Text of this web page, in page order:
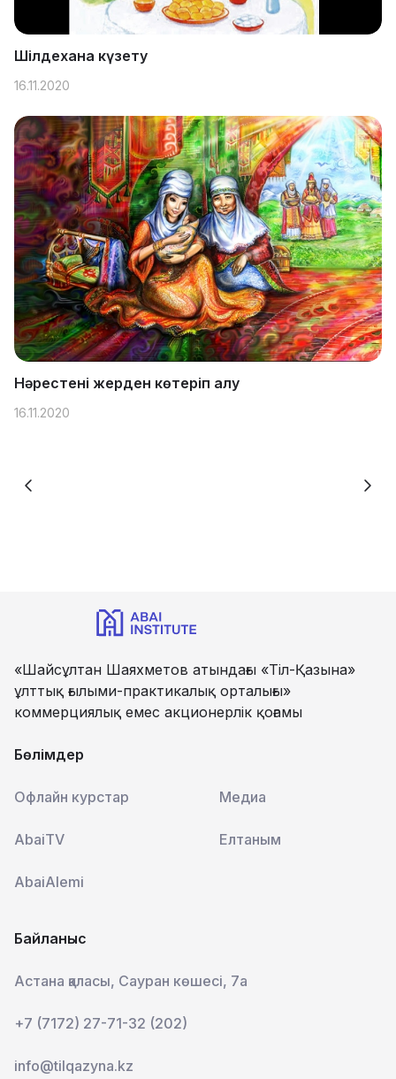
Шілдехана күзету
16.11.2020
Нәрестені жерден көтеріп алу
16.11.2020
«Шайсұлтан Шаяхметов атындағы «Тіл-Қазына»
ұлттық ғылыми-практикалық орталығы»
коммерциялық емес акционерлік қоғамы
Бөлімдер
Офлайн курстар Медиа
AbaiTV Елтаным
AbaiAlemi
Байланыс
Астана қаласы, Сауран көшесі, 7а
+7 (7172) 27-71-32 (202)
info@tilqazyna.kz